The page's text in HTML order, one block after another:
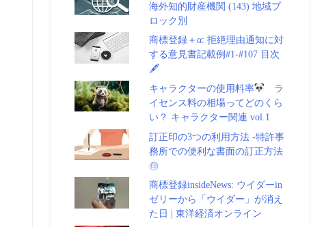
海外知的財産機関 (143) 地域ブ
ロック別
商標登録＋α: 拒絶理由通知に対
する意見書記載例#1-#107 目次
🖋
キャラクターの使用料率
ラ
イセンス料の相場ってどのくら
い？ キャラクター関連 vol.1
訂正印の3つの利用方法 -特許事
務所での便利な書面の訂正方法
㊞
商標登録insideNews: ウイダーin
ゼリーから「ウイダー」が消え
た日 | 東洋経済オンライン